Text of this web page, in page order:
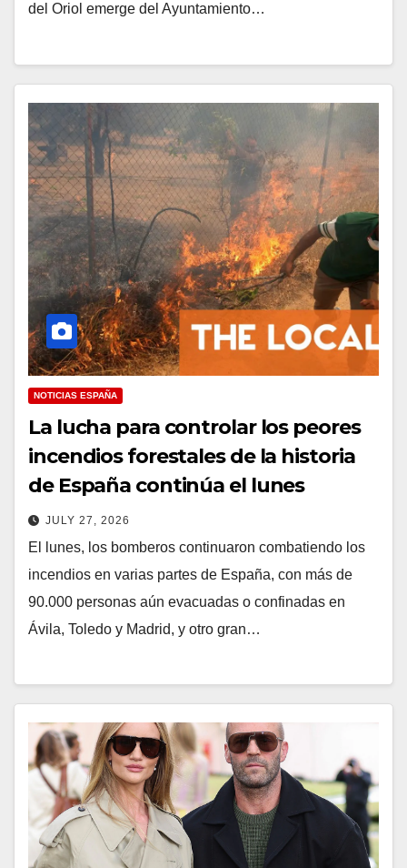
del Oriol emerge del Ayuntamiento…
NOTICIAS ESPAÑA
La lucha para controlar los peores
incendios forestales de la historia
de España continúa el lunes
JULY 27, 2026
El lunes, los bomberos continuaron combatiendo los
incendios en varias partes de España, con más de
90.000 personas aún evacuadas o confinadas en
Ávila, Toledo y Madrid, y otro gran…